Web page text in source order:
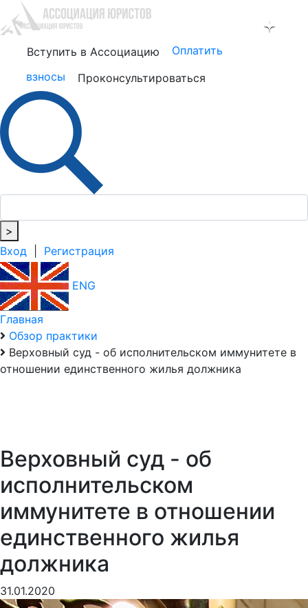
Вступить в Ассоциацию
Оплатить
взносы
Проконсультироваться
>
Вход
Регистрация
ENG
Главная
Обзор практики
Верховный суд - об исполнительском иммунитете в
отношении единственного жилья должника
Верховный суд - об
исполнительском
иммунитете в отношении
единственного жилья
должника
31.01.2020